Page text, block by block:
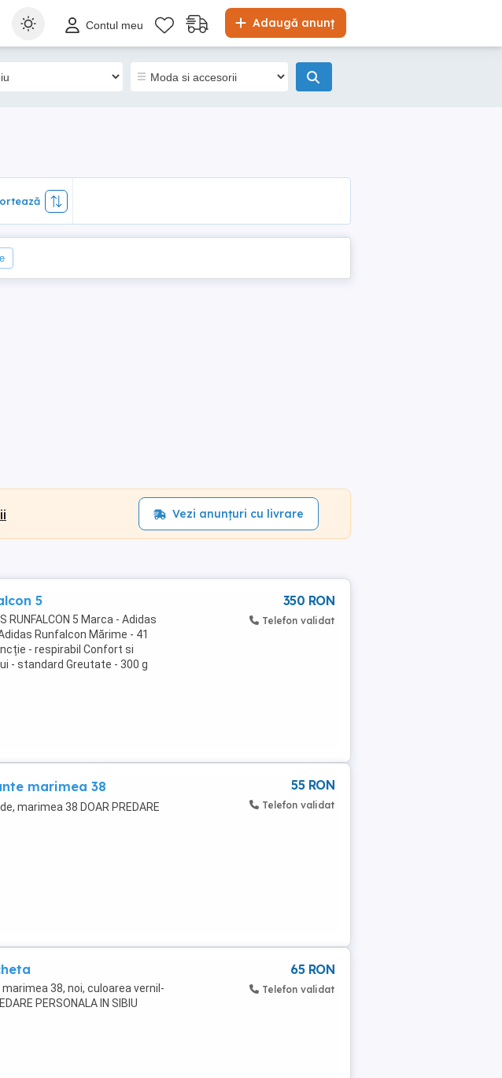
Adaugă anunț
Contul meu
Vezi anunțuri cu livrare
5
5 Marca - Adidas
Runfalcon Mărime - 41
- respirabil Confort si
- standard Greutate - 300 g
350 RON
Telefon validat
marimea 38
marimea 38 DOAR PREDARE
55 RON
Telefon validat
marimea 38, noi, culoarea vernil-
PERSONALA IN SIBIU
65 RON
Telefon validat